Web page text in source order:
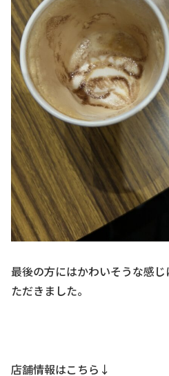
最後の方にはかわいそうな感
ただきました。
店舗情報はこちら↓